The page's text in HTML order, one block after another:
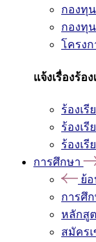
กองทุ
กองทุ
โครง
แจ้งเรื่องร้อ
ร้องเ
ร้องเ
ร้องเ
การศึกษา
ย้
การศึ
หลักสู
สมัคร